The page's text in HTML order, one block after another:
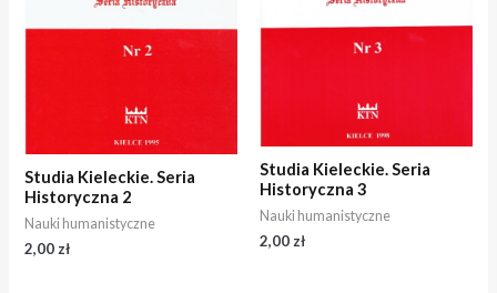
Studia Kieleckie. Seria
Historyczna 2
Nauki humanistyczne
2,00 zł
Studia Kieleckie. Seria
Historyczna 3
Nauki humanistyczne
2,00 zł